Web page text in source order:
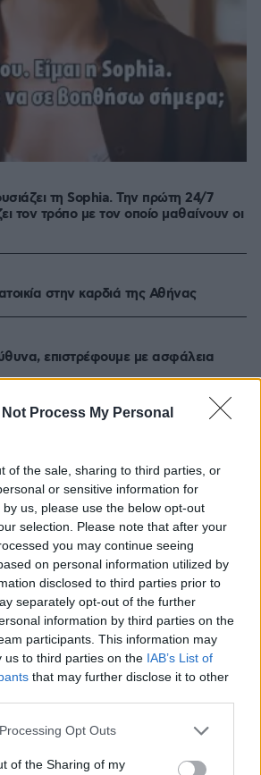
Not Process My Personal
of the sale, sharing to third parties, or
or sensitive information for
us, please use the below opt-out
selection. Please note that after your
you may continue seeing
on personal information utilized by
disclosed to third parties prior to
separately opt-out of the further
information by third parties on the
participants. This information may
us to third parties on the IAB’s List of
that may further disclose it to other
website/app uses one or more Google
or usage behaviour. You may click to
Opt Outs
of the Sharing of my
τη Sophia. Την πρώτη 24/7
τον τρόπο με τον οποίο μαθαίνουν οι
στην καρδιά της Αθήνας
επιστρέφουμε με ασφάλεια
πως ένας εκπαιδευτικός που
μου μπορεί να είναι κατά της
πως είναι ανεπαρκείς... αν
και εγώ που τον έχει το παιδί
όπως γίνεται δεν είναι
είναι εκπαιδευτικός και έχει
είναι μια αρχή και μάλιστα πως τη
μαθητές αποφάσιζαν κατά της